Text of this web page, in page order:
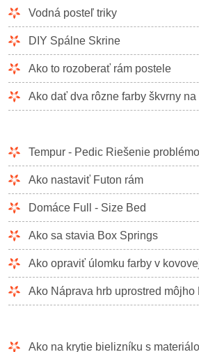
Vodná posteľ triky
DIY Spálne Skrine
Ako to rozoberať rám postele
Ako dať dva rôzne farby škvrny
Tempur - Pedic Riešenie
Ako nastaviť Futon rám
Domáce Full - Size Bed
Ako sa stavia Box Springs
Ako opraviť úlomku farby v
Ako Náprava hrb uprostred môjho
Ako na krytie bielizníku s